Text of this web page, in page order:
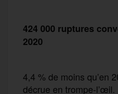
424 000 ruptures
2020
4,4 % de moins qu’en
décrue en trompe-